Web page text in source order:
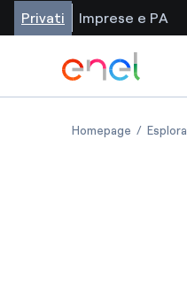
Privati Imprese e PA
Homepage